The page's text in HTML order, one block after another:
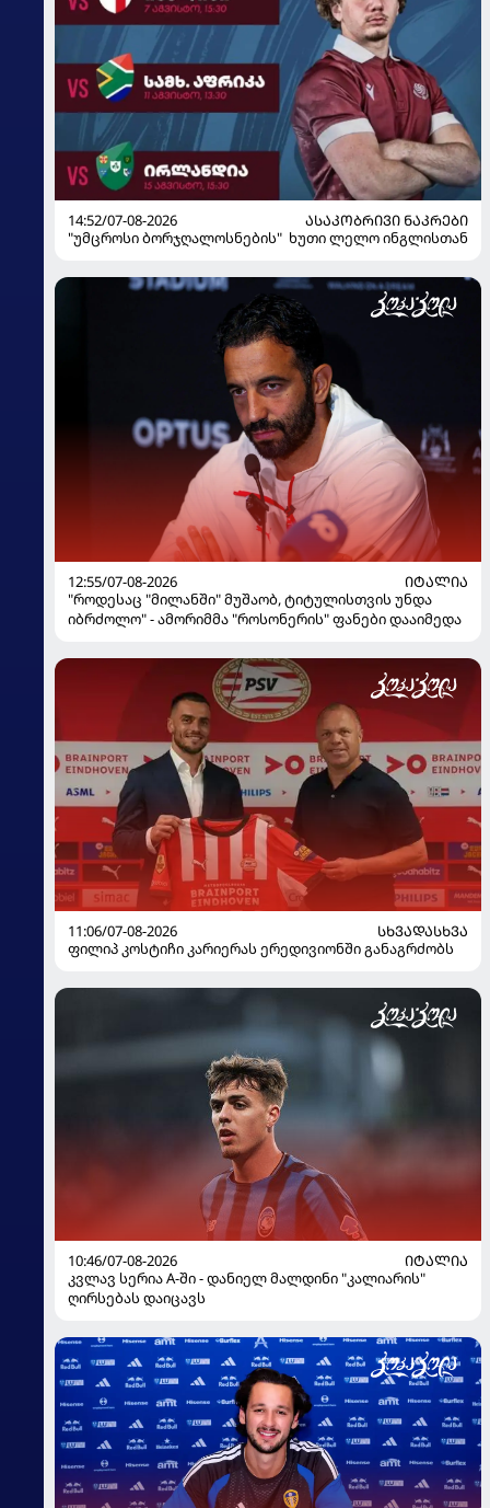
14:52/07-08-2026
ᲐᲡᲐᲙᲝᲑᲠᲘᲕᲘ ᲜᲐᲙᲠᲔᲑᲘ
"უმცროსი ბორჯღალოსნების" ხუთი ლელო ინგლისთან
12:55/07-08-2026
ᲘᲢᲐᲚᲘᲐ
"როდესაც "მილანში" მუშაობ, ტიტულისთვის უნდა
იბრძოლო" - ამორიმმა "როსონერის" ფანები დააიმედა
11:06/07-08-2026
ᲡᲮᲕᲐᲓᲐᲡᲮᲕᲐ
ფილიპ კოსტიჩი კარიერას ერედივიონში განაგრძობს
10:46/07-08-2026
ᲘᲢᲐᲚᲘᲐ
კვლავ სერია A-ში - დანიელ მალდინი "კალიარის"
ღირსებას დაიცავს